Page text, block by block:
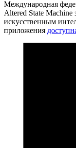
Международная
Altered State
искусственным
приложения